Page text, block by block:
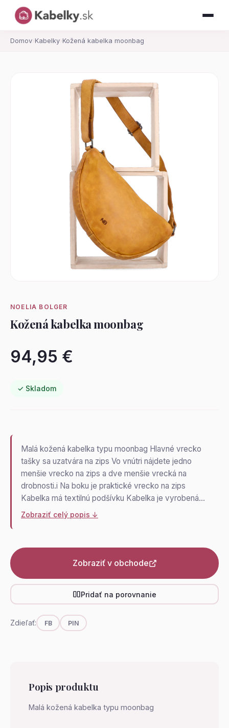
Domov› Kabelky› Kožená kabelka moonbag
NOELIA BOLGER
Kožená kabelka moonbag
94,95 €
✓ Skladom
Malá kožená kabelka typu moonbag Hlavné vrecko
tašky sa uzatvára na zips Vo vnútri nájdete jedno
menšie vrecko na zips a dve menšie vrecká na
drobnosti.i Na boku je praktické vrecko na zips
Kabelka má textilnú podšívku Kabelka je vyrobená…
Zobraziť celý popis ↓
Zobraziť v obchode
Pridať na porovnanie
Zdieľať: FB PIN
Popis produktu
Malá kožená kabelka typu moonbag